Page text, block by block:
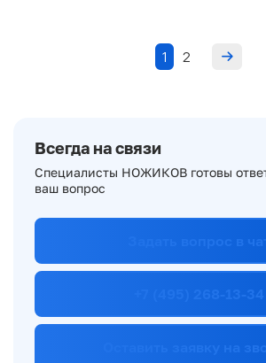
1 2
Всегда на связи
Специалисты НОЖИКОВ готовы
ваш вопрос